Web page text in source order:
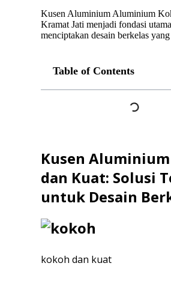
Kusen Aluminium Aluminium
Kramat Jati menjadi fondasi
menciptakan desain berkelas
Table of Contents
Kusen
dan Kuat: Solusi
untuk Desain
kokoh dan kuat